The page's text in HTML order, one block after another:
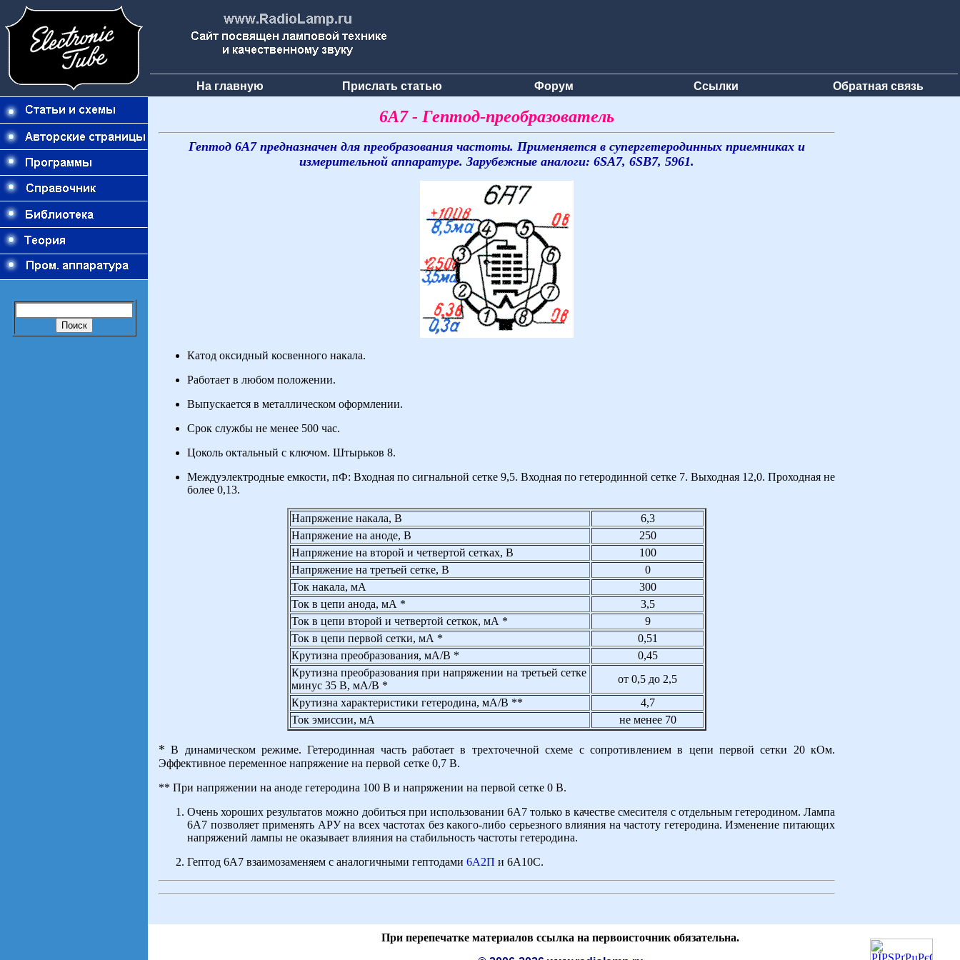
На главную Прислать статью Форум Ссылки Обратная связь
6А7 - Гептод-преобразователь
Гептод 6А7 предназначен для преобразования частоты. Применяется в супергетеродинных приемниках и
измерительной аппаратуре. Зарубежные аналоги: 6SA7, 6SB7, 5961.
Катод оксидный косвенного накала.
Работает в любом положении.
Выпускается в металлическом оформлении.
Срок службы не менее 500 час.
Цоколь октальный с ключом. Штырьков 8.
Междуэлектродные емкости, пФ: Входная по сигнальной сетке 9,5. Входная по гетеродинной сетке 7. Выходная 12,0. Проходная не
более 0,13.
Напряжение накала, В
6,3
Напряжение на аноде, В
250
Напряжение на второй и четвертой сетках, В
100
Напряжение на третьей сетке, В
0
Ток накала, мА
300
Ток в цепи анода, мА *
3,5
Ток в цепи второй и четвертой сеткок, мА *
9
Ток в цепи первой сетки, мА *
0,51
Крутизна преобразования, мА/В *
0,45
Крутизна преобразования при напряжении на третьей сетке
минус 35 В, мА/В *
от 0,5 до 2,5
Крутизна характеристики гетеродина, мА/В **
4,7
Ток эмиссии, мА
не менее 70
* В динамическом режиме. Гетеродинная часть работает в трехточечной схеме с сопротивлением в цепи первой сетки 20 кОм.
Эффективное переменное напряжение на первой сетке 0,7 В.
** При напряжении на аноде гетеродина 100 В и напряжении на первой сетке 0 В.
Очень хороших результатов можно добиться при использовании 6А7 только в качестве смесителя с отдельным гетеродином. Лампа
6А7 позволяет применять АРУ на всех частотах без какого-либо серьезного влияния на частоту гетеродина. Изменение питающих
напряжений лампы не оказывает влияния на стабильность частоты гетеродина.
Гептод 6А7 взаимозаменяем с аналогичными гептодами 6А2П и 6А10С.
При перепечатке материалов ссылка на первоисточник обязательна.